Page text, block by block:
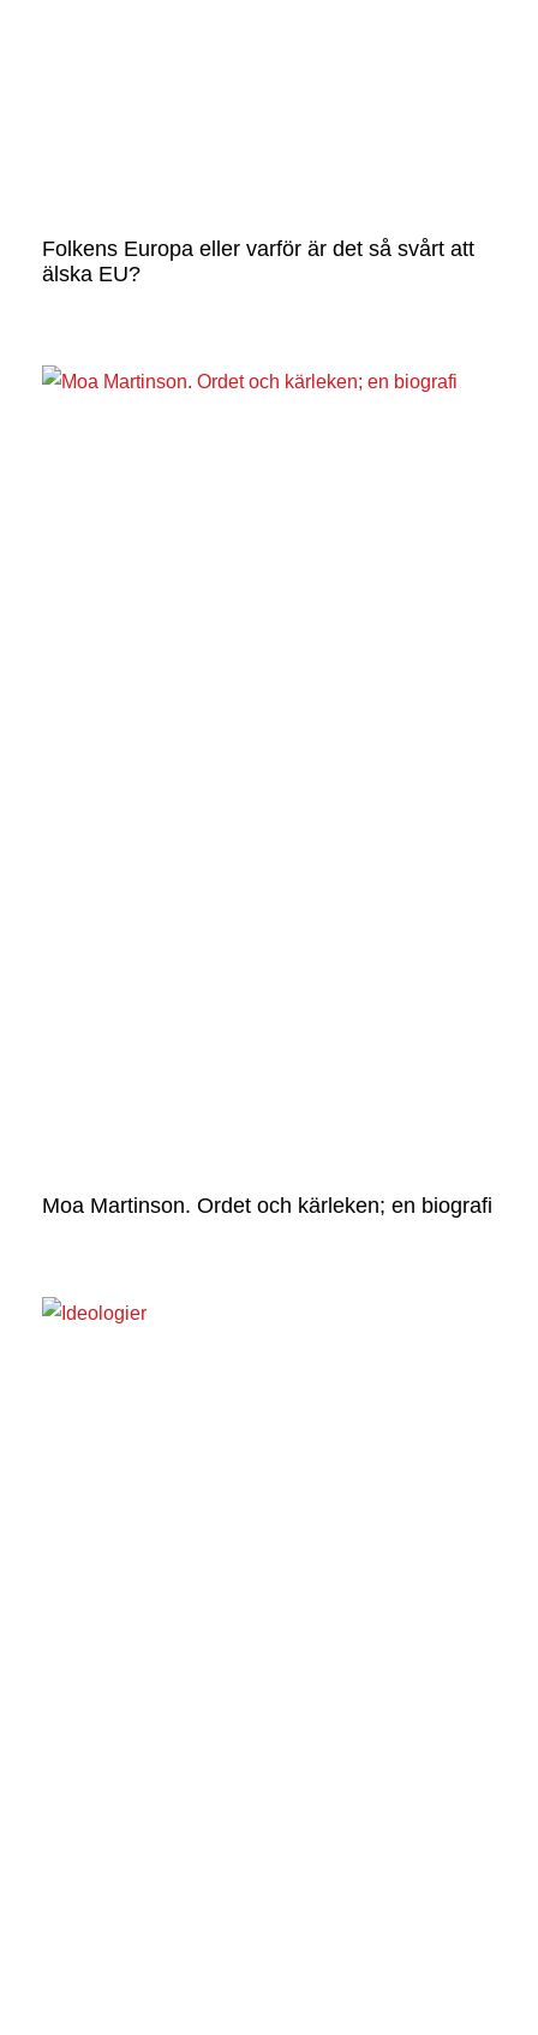
Folkens Europa eller varför är det så svårt att
älska EU?
Moa Martinson. Ordet och kärleken; en biografi